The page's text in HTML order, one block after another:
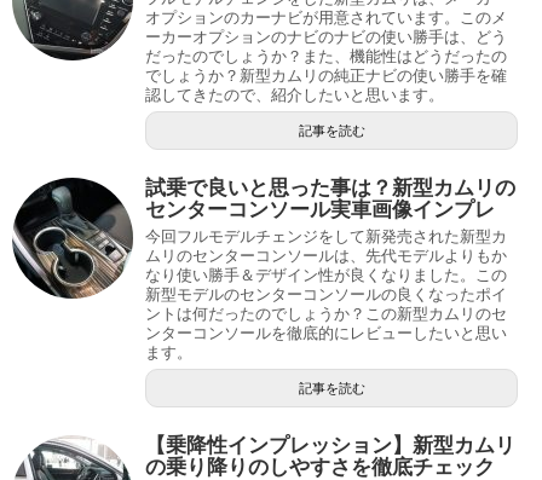
オプションのカーナビが用意されています。このメ
ーカーオプションのナビのナビの使い勝手は、どう
だったのでしょうか？また、機能性はどうだったの
でしょうか？新型カムリの純正ナビの使い勝手を確
認してきたので、紹介したいと思います。
記事を読む
試乗で良いと思った事は？新型カムリの
センターコンソール実車画像インプレ
今回フルモデルチェンジをして新発売された新型カ
ムリのセンターコンソールは、先代モデルよりもか
なり使い勝手＆デザイン性が良くなりました。この
新型モデルのセンターコンソールの良くなったポイ
ントは何だったのでしょうか？この新型カムリのセ
ンターコンソールを徹底的にレビューしたいと思い
ます。
記事を読む
【乗降性インプレッション】新型カムリ
の乗り降りのしやすさを徹底チェック